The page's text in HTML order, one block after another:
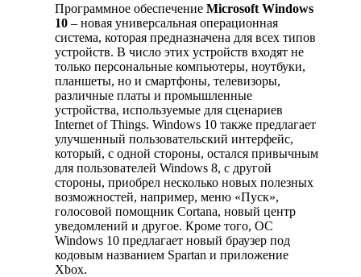
Программное обеспечение Microsoft Windows
10 – новая универсальная операционная
система, которая предназначена для всех типов
устройств. В число этих устройств входят не
только персональные компьютеры, ноутбуки,
планшеты, но и смартфоны, телевизоры,
различные платы и промышленные
устройства, используемые для сценариев
Internet of Things. Windows 10 также предлагает
улучшенный пользовательский интерфейс,
который, с одной стороны, остался привычным
для пользователей Windows 8, с другой
стороны, приобрел несколько новых полезных
возможностей, например, меню «Пуск»,
голосовой помощник Cortana, новый центр
уведомлений и другое. Кроме того, ОС
Windows 10 предлагает новый браузер под
кодовым названием Spartan и приложение
Xbox.